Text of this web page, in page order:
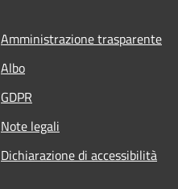
Amministrazione trasparente
Albo
GDPR
Note legali
Dichiarazione di accessibilità